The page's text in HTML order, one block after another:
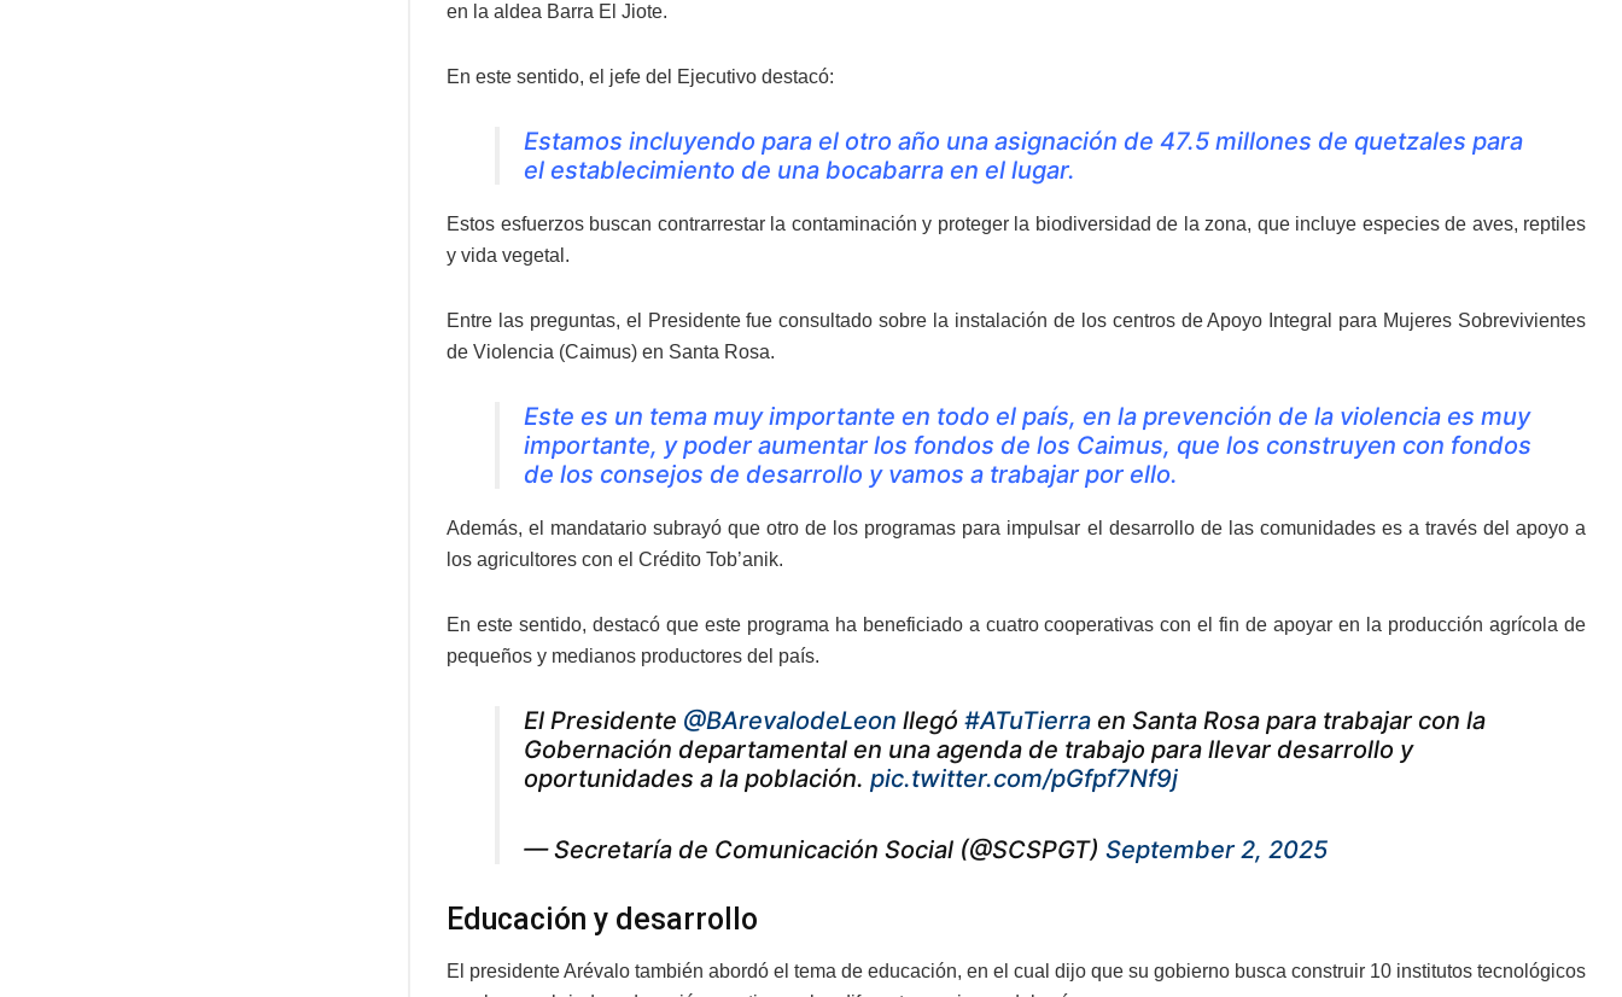
en la aldea Barra El Jiote.
En este sentido, el jefe del Ejecutivo destacó:
Estamos incluyendo para el otro año una asignación de 47.5 millones de quetzales para
el establecimiento de una bocabarra en el lugar.
Estos esfuerzos buscan contrarrestar la contaminación y proteger la biodiversidad de la zona, que incluye especies de aves, reptiles
y vida vegetal.
Entre las preguntas, el Presidente fue consultado sobre la instalación de los centros de Apoyo Integral para Mujeres Sobrevivientes
de Violencia (Caimus) en Santa Rosa.
Este es un tema muy importante en todo el país, en la prevención de la violencia es muy
importante, y poder aumentar los fondos de los Caimus, que los construyen con fondos
de los consejos de desarrollo y vamos a trabajar por ello.
Además, el mandatario subrayó que otro de los programas para impulsar el desarrollo de las comunidades es a través del apoyo a
los agricultores con el Crédito Tob’anik.
En este sentido, destacó que este programa ha beneficiado a cuatro cooperativas con el fin de apoyar en la producción agrícola de
pequeños y medianos productores del país.
El Presidente @BArevalodeLeon llegó #ATuTierra en Santa Rosa para trabajar con la
Gobernación departamental en una agenda de trabajo para llevar desarrollo y
oportunidades a la población. pic.twitter.com/pGfpf7Nf9j
— Secretaría de Comunicación Social (@SCSPGT) September 2, 2025
Educación y desarrollo
El presidente Arévalo también abordó el tema de educación, en el cual dijo que su gobierno busca construir 10 institutos tecnológicos